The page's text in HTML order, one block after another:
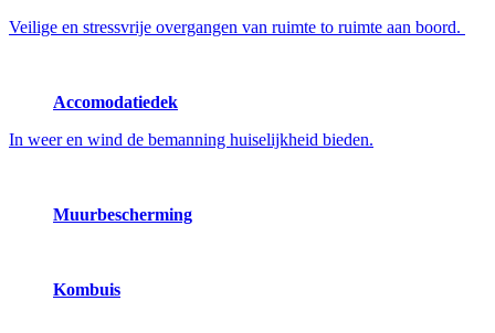
Veilige en stressvrije overgangen van ruimte to ruimte aan boord.
Accomodatiedek
In weer en wind de bemanning huiselijkheid bieden.
Muurbescherming
Kombuis